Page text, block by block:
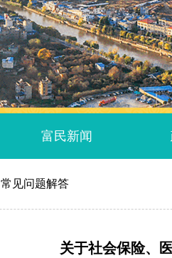
富民新闻
常见问题解答
关于社会保险、